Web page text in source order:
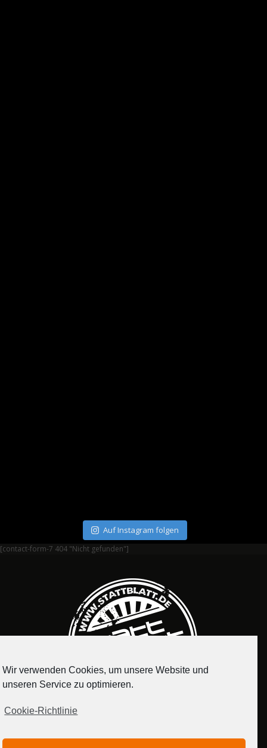
Auf Instagram folgen
[contact-form-7 404 "Nicht gefunden"]
Wir verwenden Cookies, um unsere Website und
unseren Service zu optimieren.
Cookie-Richtlinie